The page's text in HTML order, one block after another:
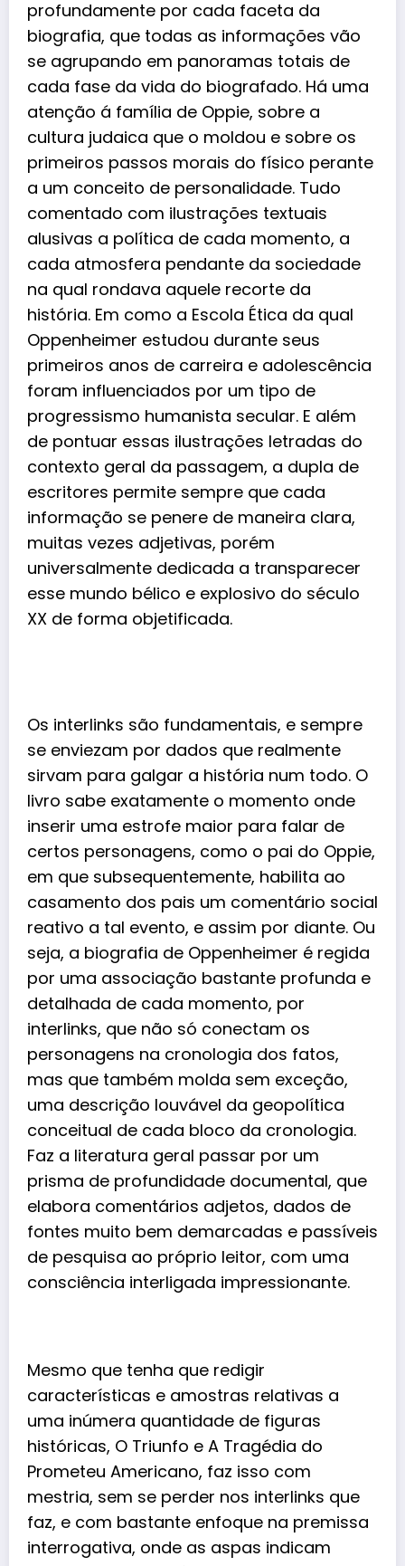
profundamente por cada faceta da
biografia, que todas as informações vão
se agrupando em panoramas totais de
cada fase da vida do biografado. Há uma
atenção á família de Oppie, sobre a
cultura judaica que o moldou e sobre os
primeiros passos morais do físico perante
a um conceito de personalidade. Tudo
comentado com ilustrações textuais
alusivas a política de cada momento, a
cada atmosfera pendante da sociedade
na qual rondava aquele recorte da
história. Em como a Escola Ética da qual
Oppenheimer estudou durante seus
primeiros anos de carreira e adolescência
foram influenciados por um tipo de
progressismo humanista secular. E além
de pontuar essas ilustrações letradas do
contexto geral da passagem, a dupla de
escritores permite sempre que cada
informação se penere de maneira clara,
muitas vezes adjetivas, porém
universalmente dedicada a transparecer
esse mundo bélico e explosivo do século
XX de forma objetificada.
Os interlinks são fundamentais, e sempre
se enviezam por dados que realmente
sirvam para galgar a história num todo. O
livro sabe exatamente o momento onde
inserir uma estrofe maior para falar de
certos personagens, como o pai do Oppie,
em que subsequentemente, habilita ao
casamento dos pais um comentário social
reativo a tal evento, e assim por diante. Ou
seja, a biografia de Oppenheimer é regida
por uma associação bastante profunda e
detalhada de cada momento, por
interlinks, que não só conectam os
personagens na cronologia dos fatos,
mas que também molda sem exceção,
uma descrição louvável da geopolítica
conceitual de cada bloco da cronologia.
Faz a literatura geral passar por um
prisma de profundidade documental, que
elabora comentários adjetos, dados de
fontes muito bem demarcadas e passíveis
de pesquisa ao próprio leitor, com uma
consciência interligada impressionante.
Mesmo que tenha que redigir
características e amostras relativas a
uma inúmera quantidade de figuras
históricas, O Triunfo e A Tragédia do
Prometeu Americano, faz isso com
mestria, sem se perder nos interlinks que
faz, e com bastante enfoque na premissa
interrogativa, onde as aspas indicam